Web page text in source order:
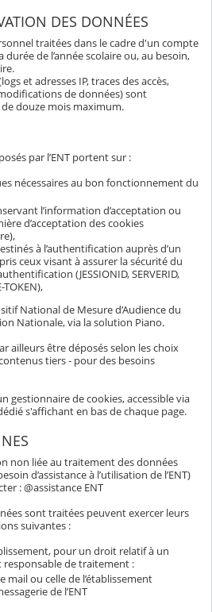
DES DONNÉES
traitées dans le cadre d'un compte
de l’année scolaire ou, au besoin,
et adresses IP, traces des accès,
de données) sont
douze mois maximum.
par l’ENT portent sur :
nécessaires au bon fonctionnement du
l’information d’acceptation ou
d’acceptation des cookies
à l’authentification auprès d’un
ceux visant à assurer la sécurité du
(JESSIONID, SERVERID,
TOKEN),
National de Mesure d’Audience du
Nationale, via la solution Piano.
ailleurs être déposés selon les choix
tiers - pour des besoins
gestionnaire de cookies, accessible via
s'affichant en bas de chaque page.
non liée au traitement des données
d’assistance à l’utilisation de l’ENT)
: @assistance ENT
sont traitées peuvent exercer leurs
suivantes :
pour un droit relatif à un
de traitement :
mail ou celle de l’établissement
de l’ENT